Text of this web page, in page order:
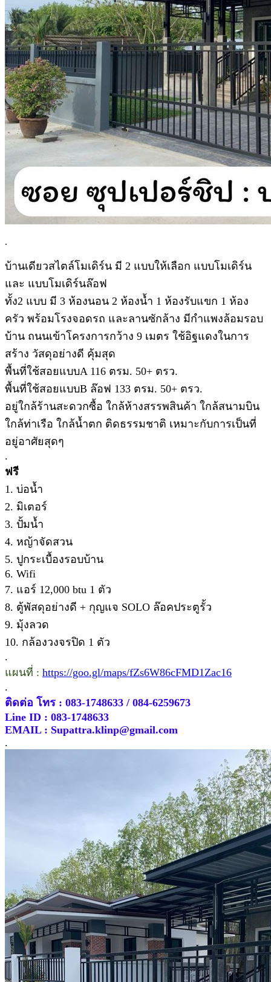
.
บ้านเดียวสไตล์โมเดิร์น มี 2 แบบให้เลือก แบบโมเดิร์น
และ แบบโมเดิร์นล๊อฟ
ทั้ง2 แบบ มี 3 ห้องนอน 2 ห้องน้ำ 1 ห้องรับแขก 1 ห้อง
ครัว พร้อมโรงจอดรถ และลานซักล้าง มีกำแพงล้อมรอบ
บ้าน ถนนเข้าโครงการกว้าง 9 เมตร ใช้อิฐแดงในการ
สร้าง วัสดุอย่างดี คุ้มสุด
พื้นที่ใช้สอยแบบA 116 ตรม. 50+ ตรว.
พื้นที่ใช้สอยแบบB ล๊อฟ 133 ตรม. 50+ ตรว.
อยู่ใกล้ร้านสะดวกซื้อ ใกล้ห้างสรรพสินค้า ใกล้สนามบิน
ใกล้ท่าเรือ ใกล้น้ำตก ติดธรรมชาติ เหมาะกับการเป็นที่
อยู่อาศัยสุดๆ
.
ฟรี
1. บ่อน้ำ
2. มิเตอร์
3. ปั้มน้ำ
4. หญ้าจัดสวน
5. ปูกระเบื้องรอบบ้าน
6. Wifi
7. แอร์ 12,000 btu 1 ตัว
8. ตู้พัสดุอย่างดี + กุญแจ SOLO ล๊อคประตูรั้ว
9. มุ้งลวด
10. กล้องวงจรปิด 1 ตัว
.
แผนที่ : https://goo.gl/maps/fZs6W86cFMD1Zac16
.
ติดต่อ โทร : 083-1748633 / 084-6259673
Line ID : 083-1748633
EMAIL : Supattra.klinp@gmail.com
.